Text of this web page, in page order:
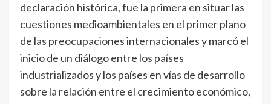
declaración histórica, fue la primera en situar las
cuestiones medioambientales en el primer plano
de las preocupaciones internacionales y marcó el
inicio de un diálogo entre los países
industrializados y los países en vías de desarrollo
sobre la relación entre el crecimiento económico,